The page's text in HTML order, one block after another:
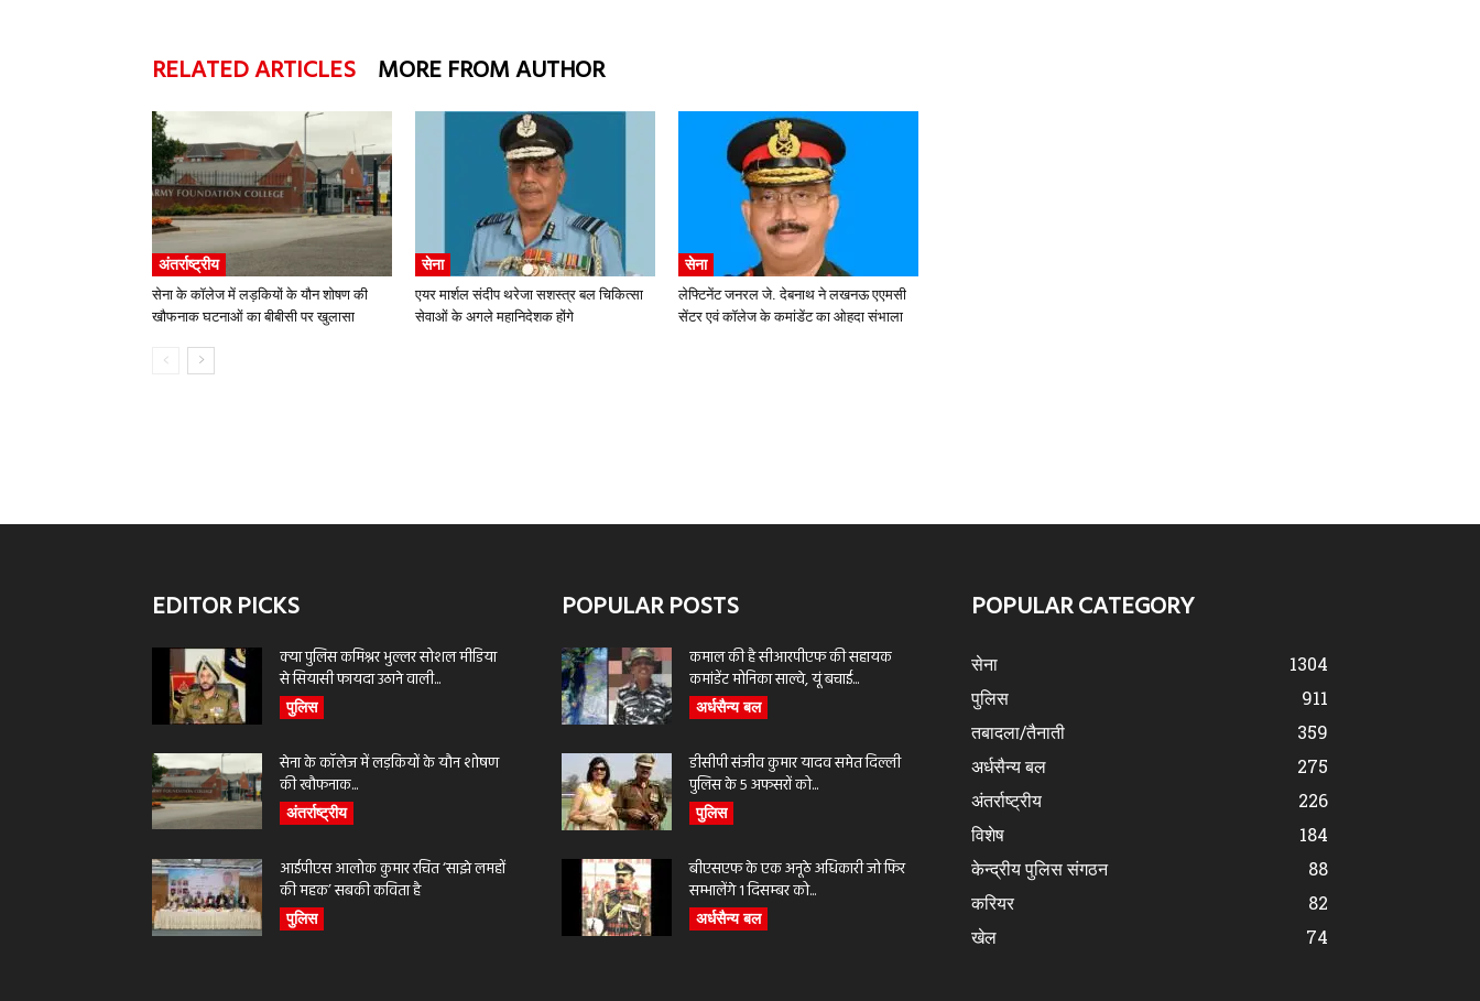
RELATED ARTICLES MORE FROM AUTHOR
अंतर्राष्ट्रीय
सेना के कॉलेज में लड़कियों के यौन शोषण की
खौफनाक घटनाओं का बीबीसी पर खुलासा
सेना
एयर मार्शल संदीप थरेजा सशस्त्र बल चिकित्सा
सेवाओं के अगले महानिदेशक होंगे
सेना
लेफ्टिनेंट जनरल जे. देबनाथ ने लखनऊ एएमसी
सेंटर एवं कॉलेज के कमांडेंट का ओहदा संभाला
EDITOR PICKS
क्या पुलिस कमिश्नर भुल्लर सोशल मीडिया
से सियासी फायदा उठाने वाली...
पुलिस
सेना के कॉलेज में लड़कियों के यौन शोषण
की खौफनाक...
अंतर्राष्ट्रीय
आईपीएस आलोक कुमार रचित ‘साझे लमहों
की महक’ सबकी कविता है
पुलिस
POPULAR POSTS
कमाल की है सीआरपीएफ की सहायक
कमांडेंट मोनिका साल्वे, यूं बचाई...
अर्धसैन्य बल
डीसीपी संजीव कुमार यादव समेत दिल्ली
पुलिस के 5 अफसरों को...
पुलिस
बीएसएफ के एक अनूठे अधिकारी जो फिर
सम्भालेंगे 1 दिसम्बर को...
अर्धसैन्य बल
POPULAR CATEGORY
सेना
1304
पुलिस
911
तबादला/तैनाती
359
अर्धसैन्य बल
275
अंतर्राष्ट्रीय
226
विशेष
184
केन्द्रीय पुलिस संगठन
88
करियर
82
खेल
74